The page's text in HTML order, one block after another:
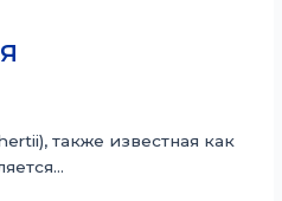
также известная как